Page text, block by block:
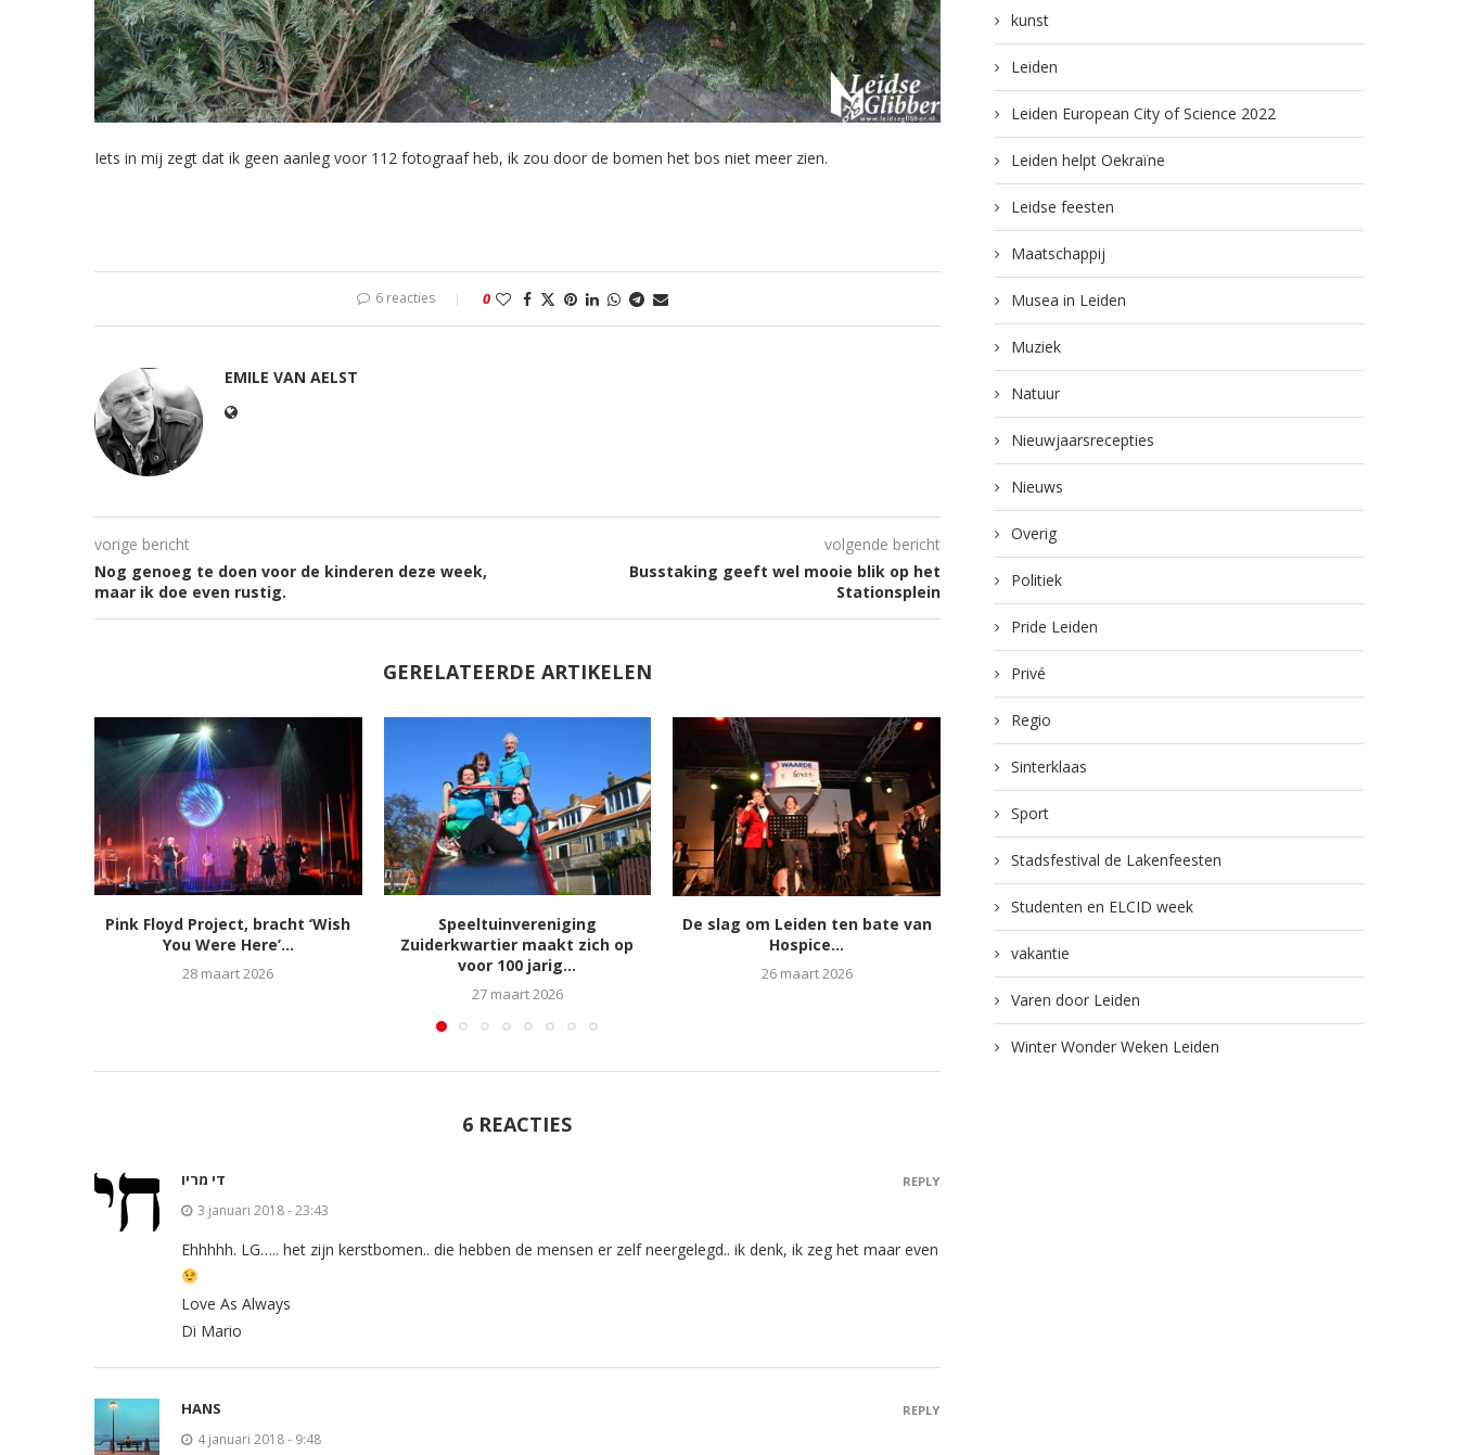
Iets in mij zegt dat ik geen aanleg voor 112 fotograaf heb, ik zou door de bomen het bos niet meer zien.
6 reacties 0
EMILE VAN AELST
vorige bericht
Nog genoeg te doen voor de kinderen deze week,
maar ik doe even rustig.
volgende bericht
Busstaking geeft wel mooie blik op het
Stationsplein
GERELATEERDE ARTIKELEN
Pink Floyd Project, bracht ‘Wish
You Were Here’...
28 maart 2026
Speeltuinvereniging
Zuiderkwartier maakt zich op
voor 100 jarig...
27 maart 2026
De slag om Leiden ten bate van
Hospice...
26 maart 2026 25 maart 2026 24 maart 2026
6 REACTIES
די מריו
3 januari 2018 - 23:43
Ehhhhh. LG….. het zijn kerstbomen.. die hebben de mensen er zelf neergelegd.. ik denk, ik zeg het maar even
Love As Always
Di Mario
REPLY
HANS
4 januari 2018 - 9:48
REPLY
kunst
Leiden
Leiden European City of Science 2022
Leiden helpt Oekraïne
Leidse feesten
Maatschappij
Musea in Leiden
Muziek
Natuur
Nieuwjaarsrecepties
Nieuws
Overig
Politiek
Pride Leiden
Privé
Regio
Sinterklaas
Sport
Stadsfestival de Lakenfeesten
Studenten en ELCID week
vakantie
Varen door Leiden
Winter Wonder Weken Leiden